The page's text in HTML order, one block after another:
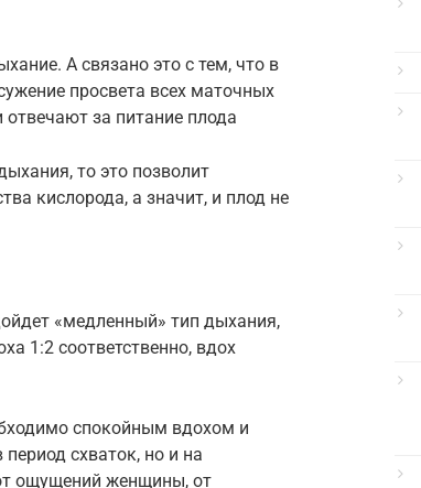
А связано это с тем, что в
просвета всех маточных
отвечают за питание плода
то это позволит
кислорода, а значит, и плод не
«медленный» тип дыхания,
1:2 соответственно, вдох
спокойным вдохом и
схваток, но и на
ощущений женщины, от